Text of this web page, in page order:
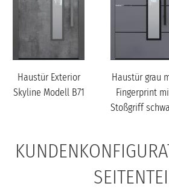
Haustür Exterior
Skyline Modell B71
Haustür grau
Fingerprint
Stoßgriff